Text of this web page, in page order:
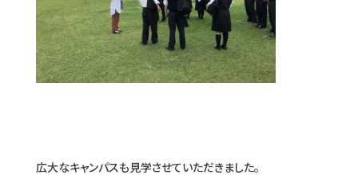
広大なキャンパスも見学させていただきました。